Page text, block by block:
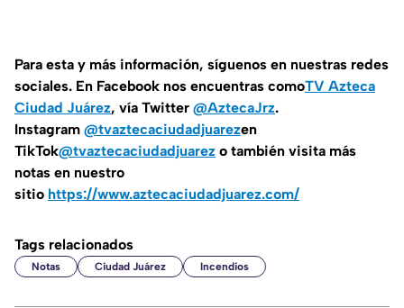
Para esta y más información, síguenos en nuestras redes
sociales. En Facebook nos encuentras comoTV Azteca
Ciudad Juárez, vía Twitter @AztecaJrz.
Instagram @tvaztecaciudadjuarezen
TikTok@tvaztecaciudadjuarez o también visita más
notas en nuestro
sitio https://www.aztecaciudadjuarez.com/
Tags relacionados
Notas Ciudad Juárez Incendios